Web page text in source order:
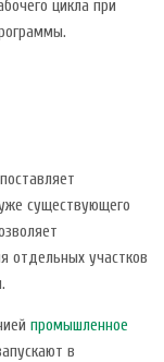
цикла при
существующего
отдельных участков
промышленное
в